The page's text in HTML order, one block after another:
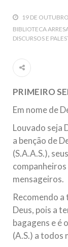
5 DE
Ano Novo
Islâmico no
no ano novo
todos os irmãos
10 DE
Em nome de
data em que
muçulmanos, o
(A.S.),
NOTÍCIAS
Centro
ministro
República
19 DE
BIBLIOTECA
DISCURSOS E
PRIMEIRO
Em nome de
Louvado seja
a benção de
(S.A.A.S.),
mensageiros.
Recomendo a
Deus, pois a
bagagens e é
(A.S.) a todos